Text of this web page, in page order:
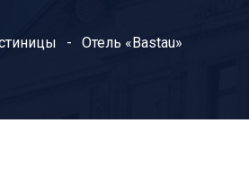
Отель «Bastau»